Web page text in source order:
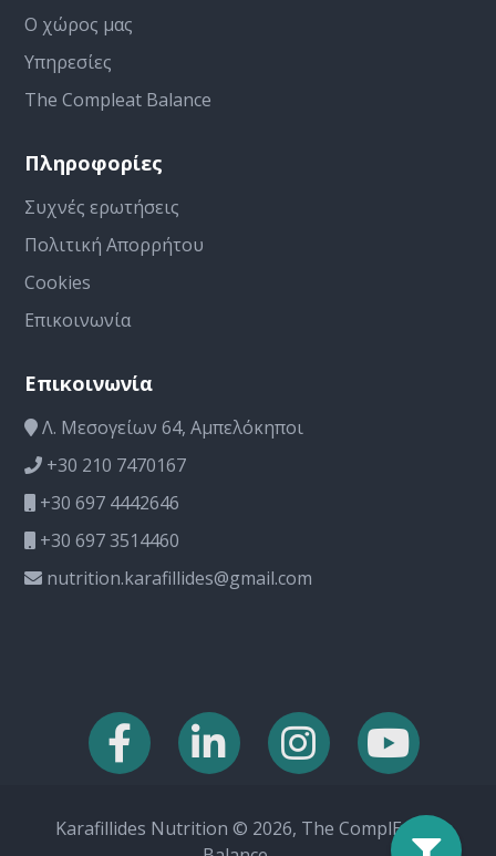
Ο χώρος μας
Υπηρεσίες
The Compleat Balance
Πληροφορίες
Συχνές ερωτήσεις
Πολιτική Απορρήτου
Cookies
Επικοινωνία
Επικοινωνία
Λ. Μεσογείων 64, Αμπελόκηποι
+30 210 7470167
+30 697 4442646
+30 697 3514460
nutrition.karafillides@gmail.com
Karafillides Nutrition © 2026, The ComplEat